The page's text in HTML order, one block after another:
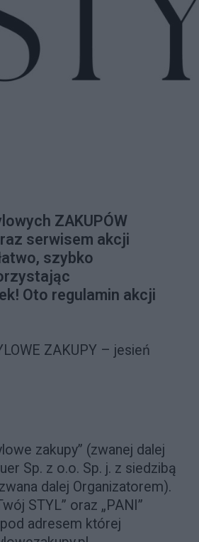
ZAKUPÓW
serwisem akcji
szybko
Oto regulamin akcji
ZAKUPY – jesień
zakupy” (zwanej dalej
Sp. z o.o. Sp. j. z siedzibą
dalej Organizatorem).
STYL” oraz „PANI”
adresem której